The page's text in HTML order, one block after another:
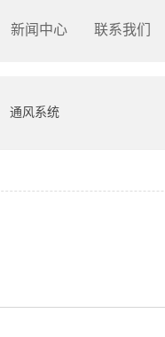
新闻中心 联系我们
通风系统